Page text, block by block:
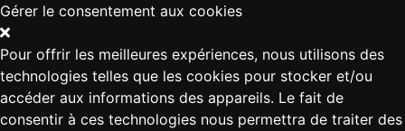
Gérer le consentement aux cookies
Pour offrir les meilleures expériences, nous utilisons des
technologies telles que les cookies pour stocker et/ou
accéder aux informations des appareils. Le fait de
consentir à ces technologies nous permettra de traiter des